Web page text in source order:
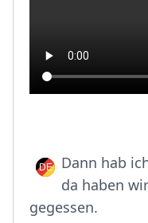
Dann hab
da haben
gegessen.